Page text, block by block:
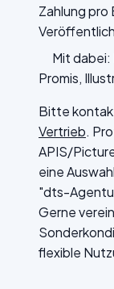
Zahlung
Mit
Promis,
Bitte
Vertrieb.
APIS/
eine
"dts-
Gerne
flexible